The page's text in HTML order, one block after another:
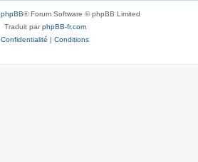
phpBB® Forum Software © phpBB Limited
Traduit parphpBB-fr.com
Confidentialité | Conditions